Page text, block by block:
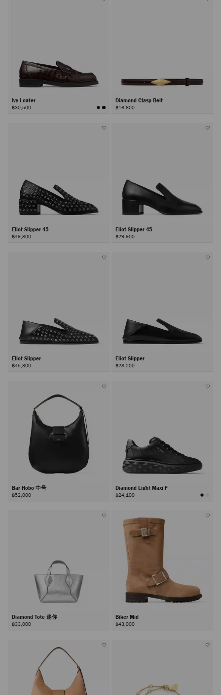
Ivy Loafer
฿30,500
Diamond Clasp Belt
฿16,600
Eliot Slipper 45
฿49,800
Eliot Slipper 45
฿29,900
Eliot Slipper
฿45,300
Eliot Slipper
฿28,200
Bar Hobo 中号
฿52,000
Diamond Light Maxi F
฿24,100
Diamond Tote 迷你
฿33,000
Biker Mid
฿43,000